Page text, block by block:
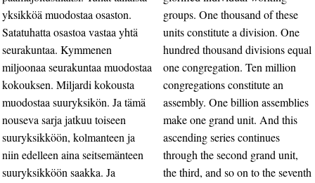
yksikköä muodostaa osaston.
Satatuhatta osastoa vastaa yhtä
seurakuntaa. Kymmenen
miljoonaa seurakuntaa muodostaa
kokouksen. Miljardi kokousta
muodostaa suuryksikön. Ja tämä
nouseva sarja jatkuu toiseen
suuryksikköön, kolmanteen ja
niin edelleen aina seitsemänteen
suuryksikköön saakka. Ja
groups. One thousand of these
units constitute a division. One
hundred thousand divisions equal
one congregation. Ten million
congregations constitute an
assembly. One billion assemblies
make one grand unit. And this
ascending series continues
through the second grand unit,
the third, and so on to the seventh